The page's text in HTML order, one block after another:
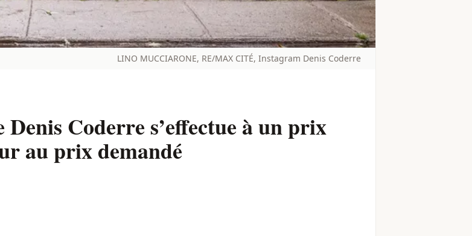
LINO MUCCIARONE, RE/MAX CITÉ, Instagram Denis Coderre
Coderre s’effectue à un prix
au prix demandé